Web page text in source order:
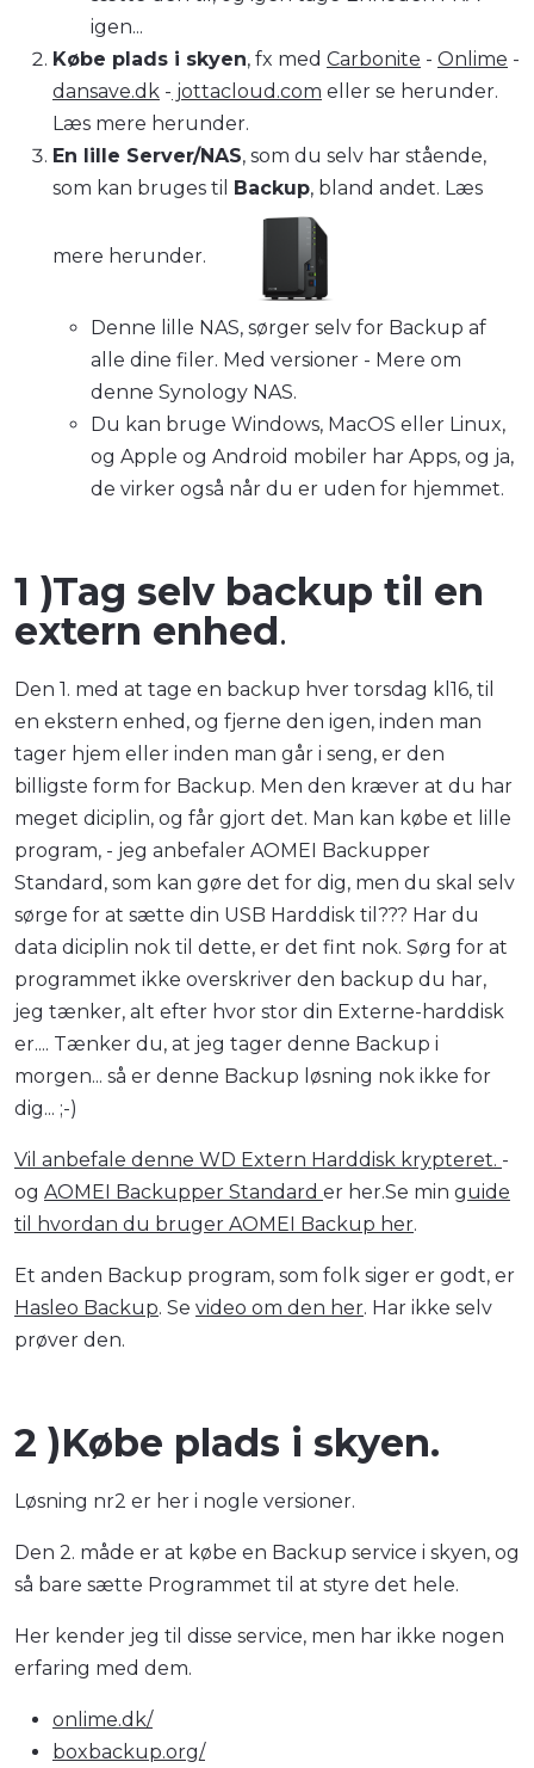
igen...
Købe plads i skyen, fx med Carbonite - Onlime -
dansave.dk - jottacloud.com eller se herunder.
Læs mere herunder.
En lille Server/NAS, som du selv har stående,
som kan bruges til Backup, bland andet. Læs
mere herunder.
Denne lille NAS, sørger selv for Backup af
alle dine filer. Med versioner - Mere om
denne Synology NAS.
Du kan bruge Windows, MacOS eller Linux,
og Apple og Android mobiler har Apps, og ja,
de virker også når du er uden for hjemmet.
1 )Tag selv backup til en
extern enhed.
Den 1. med at tage en backup hver torsdag kl16, til
en ekstern enhed, og fjerne den igen, inden man
tager hjem eller inden man går i seng, er den
billigste form for Backup. Men den kræver at du har
meget diciplin, og får gjort det. Man kan købe et lille
program, - jeg anbefaler AOMEI Backupper
Standard, som kan gøre det for dig, men du skal selv
sørge for at sætte din USB Harddisk til??? Har du
data diciplin nok til dette, er det fint nok. Sørg for at
programmet ikke overskriver den backup du har,
jeg tænker, alt efter hvor stor din Externe-harddisk
er.... Tænker du, at jeg tager denne Backup i
morgen... så er denne Backup løsning nok ikke for
dig... ;-)
Vil anbefale denne WD Extern Harddisk krypteret. -
og AOMEI Backupper Standard er her.Se min guide
til hvordan du bruger AOMEI Backup her.
Et anden Backup program, som folk siger er godt, er
Hasleo Backup. Se video om den her. Har ikke selv
prøver den.
2 )Købe plads i skyen.
Løsning nr2 er her i nogle versioner.
Den 2. måde er at købe en Backup service i skyen, og
så bare sætte Programmet til at styre det hele.
Her kender jeg til disse service, men har ikke nogen
erfaring med dem.
onlime.dk/
boxbackup.org/